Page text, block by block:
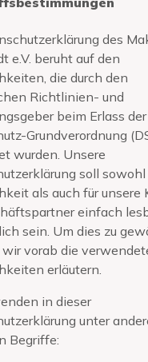
des
e.V. beruht auf den
die durch den
Richtlinien- und
beim Erlass der
Grundverordnung
wurden. Unsere
soll sowohl
als auch für unsere
einfach
sein. Um dies zu
vorab die
erläutern.
in dieser
unter
Begriffe: